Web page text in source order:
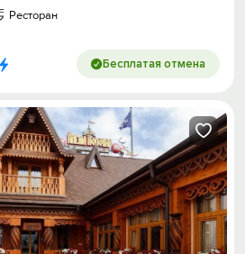
Ресторан
Бесплатая отмена